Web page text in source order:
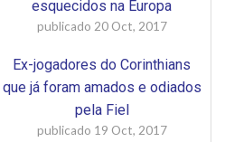
esquecidos na Europa
publicado 20 Oct, 2017
Ex-jogadores do Corinthians
que já foram amados e odiados
pela Fiel
publicado 19 Oct, 2017